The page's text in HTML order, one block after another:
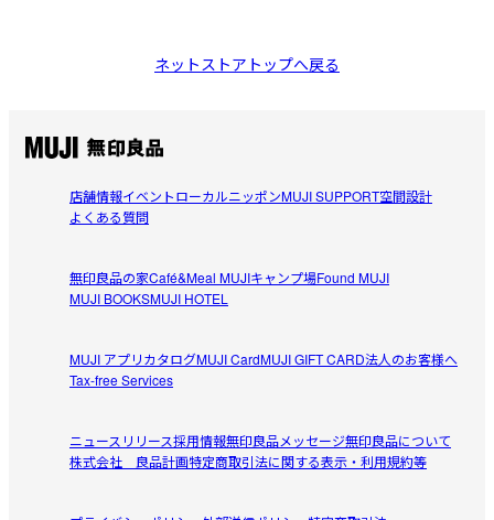
ネットストアトップへ戻る
店舗情報イベントローカルニッポンMUJI SUPPORT空間設計
よくある質問
無印良品の家Café&Meal MUJIキャンプ場Found MUJI
MUJI BOOKSMUJI HOTEL
MUJI アプリカタログMUJI CardMUJI GIFT CARD法人のお客様へ
Tax-free Services
ニュースリリース採用情報無印良品メッセージ無印良品について
株式会社 良品計画特定商取引法に関する表示・利用規約等